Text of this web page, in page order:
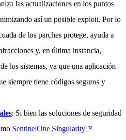
las actualizaciones en los puntos
así un posible exploit. Por lo
de los parches protege, ayuda a
y, en última instancia,
los sistemas, ya que una aplicación
siempre tiene códigos seguros y
: Si bien las soluciones de seguridad
SentinelOne Singularity™